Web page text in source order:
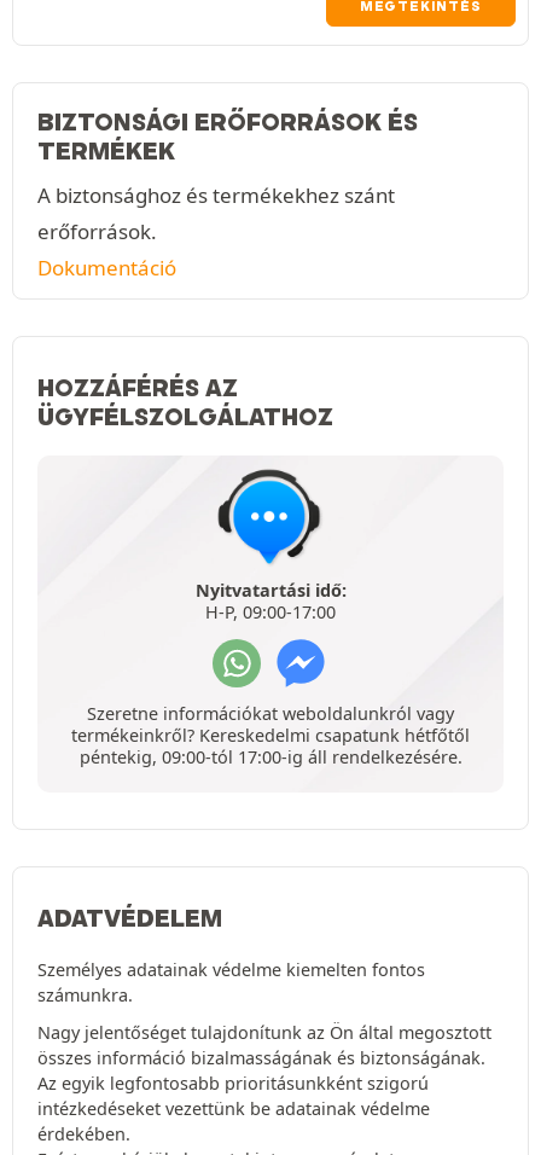
MEGTEKINTÉS
BIZTONSÁGI ERŐFORRÁSOK ÉS
TERMÉKEK
A biztonsághoz és termékekhez szánt
erőforrások.
Dokumentáció
HOZZÁFÉRÉS AZ
ÜGYFÉLSZOLGÁLATHOZ
Nyitvatartási idő:
H-P, 09:00-17:00
Szeretne információkat weboldalunkról vagy
termékeinkről? Kereskedelmi csapatunk hétfőtől
péntekig, 09:00-tól 17:00-ig áll rendelkezésére.
ADATVÉDELEM
Személyes adatainak védelme kiemelten fontos
számunkra.
Nagy jelentőséget tulajdonítunk az Ön által megosztott
összes információ bizalmasságának és biztonságának.
Az egyik legfontosabb prioritásunkként szigorú
intézkedéseket vezettünk be adatainak védelme
érdekében.